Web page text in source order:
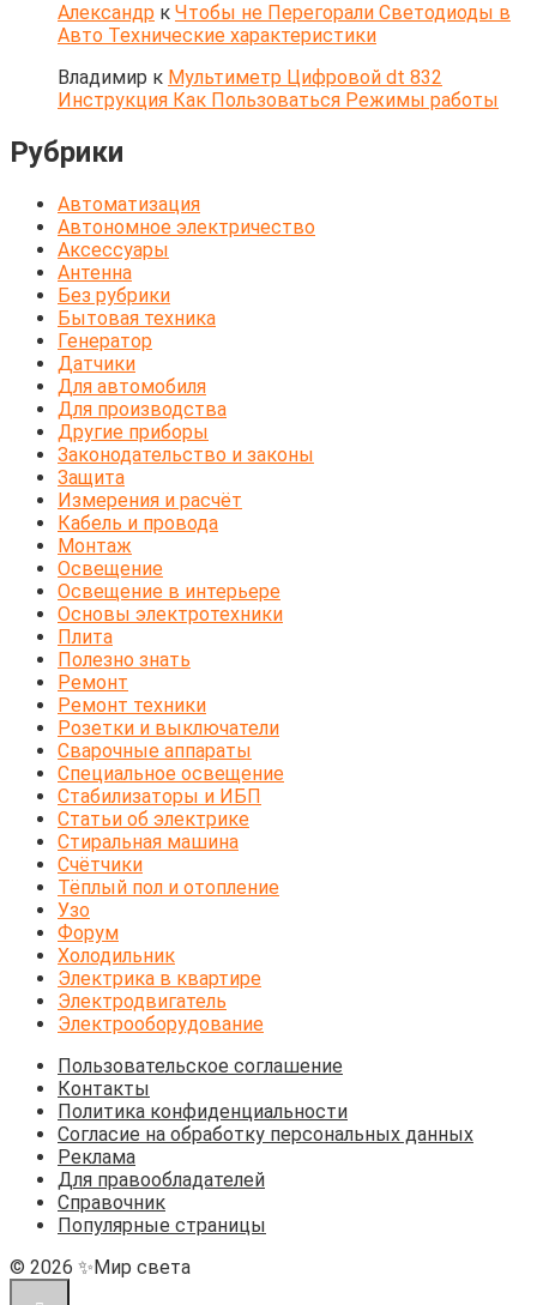
Александр к Чтобы не Перегорали Светодиоды в
Авто Технические характеристики
Владимир к Мультиметр Цифровой dt 832
Инструкция Как Пользоваться Режимы работы
Рубрики
Автоматизация
Автономное электричество
Аксессуары
Антенна
Без рубрики
Бытовая техника
Генератор
Датчики
Для автомобиля
Для производства
Другие приборы
Законодательство и законы
Защита
Измерения и расчёт
Кабель и провода
Монтаж
Освещение
Освещение в интерьере
Основы электротехники
Плита
Полезно знать
Ремонт
Ремонт техники
Розетки и выключатели
Сварочные аппараты
Специальное освещение
Стабилизаторы и ИБП
Статьи об электрике
Стиральная машина
Счётчики
Тёплый пол и отопление
Узо
Форум
Холодильник
Электрика в квартире
Электродвигатель
Электрооборудование
Пользовательское соглашение
Контакты
Политика конфиденциальности
Согласие на обработку персональных данных
Реклама
Для правообладателей
Справочник
Популярные страницы
© 2026 ✨Мир света